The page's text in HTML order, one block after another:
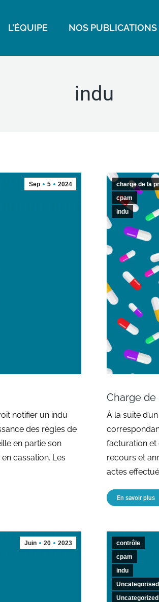
L’ÉQUIPE NOS PUBLICATIONS
indu
Sep 5 2024
notifier un indu
des règles de
en partie son
cassation. Les
charge de la
cpam
indu
Charge de
À la suite
facturation et
recours et
actes
En savoir plus
Juin 20 2023
contrôle
cpam
indu
Uncategorised
Uncategorized